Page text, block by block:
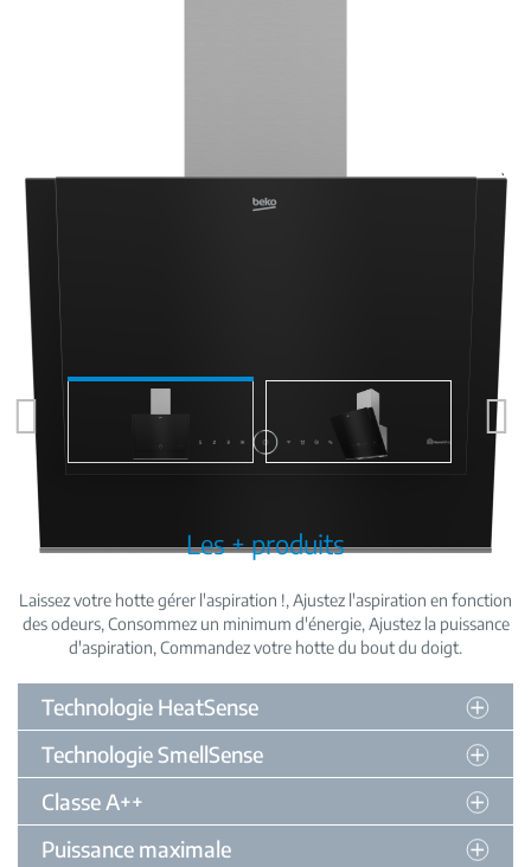
Previous Next
Les + produits
Laissez votre hotte gérer l'aspiration ! Ajustez l'aspiration en fonction
des odeurs Consommez un minimum d'énergie Ajustez la puissance
d'aspiration Commandez votre hotte du bout du doigt
Technologie HeatSense
Technologie SmellSense
Classe A++
Puissance maximale